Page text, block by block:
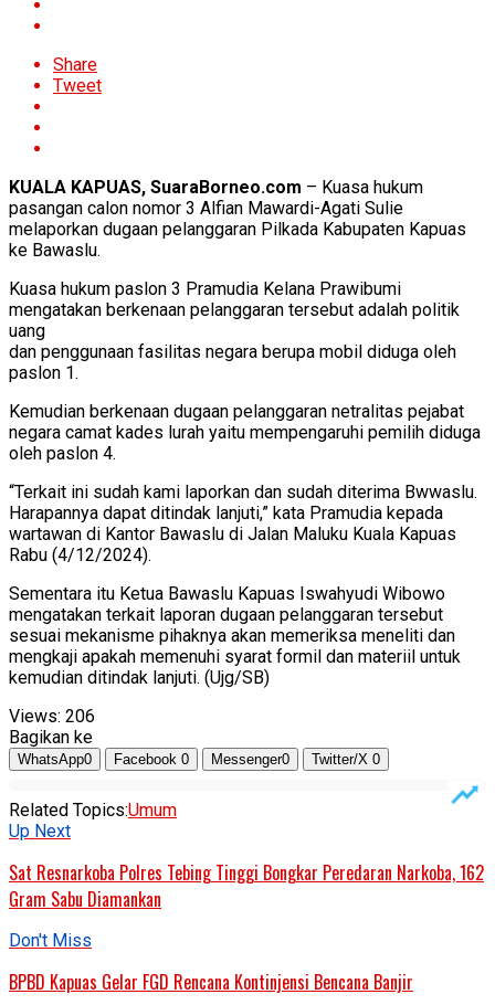
Share
Tweet
KUALA KAPUAS, SuaraBorneo.com – Kuasa hukum
pasangan calon nomor 3 Alfian Mawardi-Agati Sulie
melaporkan dugaan pelanggaran Pilkada Kabupaten Kapuas
ke Bawaslu.
Kuasa hukum paslon 3 Pramudia Kelana Prawibumi
mengatakan berkenaan pelanggaran tersebut adalah politik
uang
dan penggunaan fasilitas negara berupa mobil diduga oleh
paslon 1.
Kemudian berkenaan dugaan pelanggaran netralitas pejabat
negara camat kades lurah yaitu mempengaruhi pemilih diduga
oleh paslon 4.
“Terkait ini sudah kami laporkan dan sudah diterima Bwwaslu.
Harapannya dapat ditindak lanjuti,” kata Pramudia kepada
wartawan di Kantor Bawaslu di Jalan Maluku Kuala Kapuas
Rabu (4/12/2024).
Sementara itu Ketua Bawaslu Kapuas Iswahyudi Wibowo
mengatakan terkait laporan dugaan pelanggaran tersebut
sesuai mekanisme pihaknya akan memeriksa meneliti dan
mengkaji apakah memenuhi syarat formil dan materiil untuk
kemudian ditindak lanjuti. (Ujg/SB)
Views: 206
Bagikan ke
WhatsApp0 Facebook 0 Messenger0 Twitter/X 0
Related Topics:Umum
Up Next
Sat Resnarkoba Polres Tebing Tinggi Bongkar Peredaran Narkoba, 162
Gram Sabu Diamankan
Don't Miss
BPBD Kapuas Gelar FGD Rencana Kontinjensi Bencana Banjir